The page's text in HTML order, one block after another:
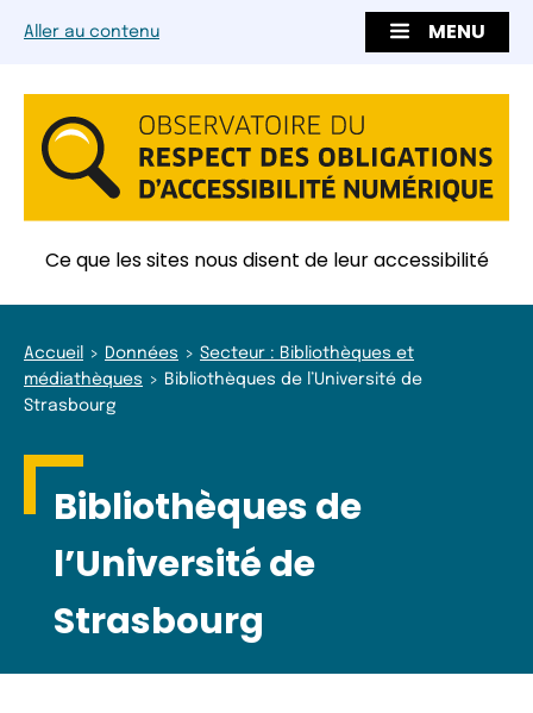
Aller au contenu MENU
Ce que les sites nous disent de leur accessibilité
Accueil Données
Secteur : Bibliothèques et
médiathèques
Bibliothèques de l’Université de
Strasbourg
Bibliothèques de
l’Université de
Strasbourg